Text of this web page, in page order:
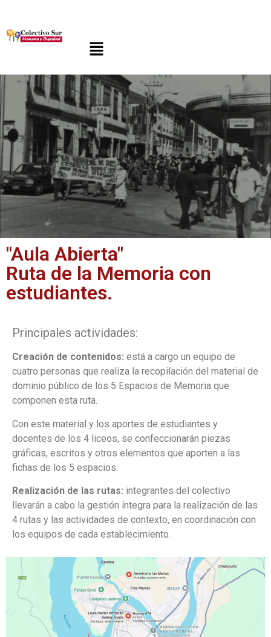
"Aula Abierta"
Ruta de la Memoria con
estudiantes.
Principales actividades:
Creación de contenidos: está a cargo un equipo de
cuatro personas que realiza la recopilación del material de
dominio público de los 5 Espacios de Memoria que
componen esta ruta.
Con este material y los aportes de estudiantes y
docentes de los 4 liceos, se confeccionarán piezas
gráficas, escritos y otros elementos que aporten a las
fichas de los 5 espacios.
Realización de las rutas: integrantes del colectivo
llevarán a cabo la gestión íntegra para la realización de las
4 rutas y las actividades de contexto, en coordinación con
los equipos de cada establecimiento.